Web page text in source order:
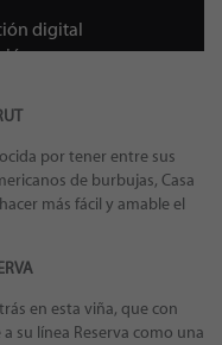
digital
por tener entre sus
de burbujas, Casa
más fácil y amable el
en esta viña, que con
su línea Reserva como una